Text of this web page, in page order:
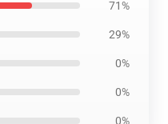
71%
29%
0%
0%
0%